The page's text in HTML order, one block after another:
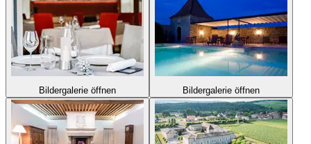
Bildergalerie öffnen Bildergalerie öffnen